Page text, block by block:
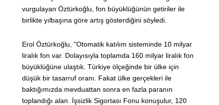
vurgulayan Öztürkoğlu, fon büyüklüğünün getiriler ile
birlikte yılbaşına göre artış gösterdiğini söyledi.
Erol Öztürkoğlu, “Otomatik katılım sisteminde 10 milyar
liralık fon var. Dolayısıyla toplamda 160 milyar liralık fon
büyüklüğüne ulaştık. Türkiye ölçeğinde bir ülke için
düşük bir tasarruf oranı. Fakat ülke gerçekleri ile
baktığımızda mevduattan sonra en fazla paranın
toplandığı alan. İşsizlik Sigortası Fonu konuşulur, 120